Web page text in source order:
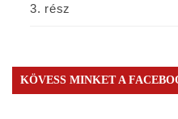
3. rész
KÖVESS MINKET A